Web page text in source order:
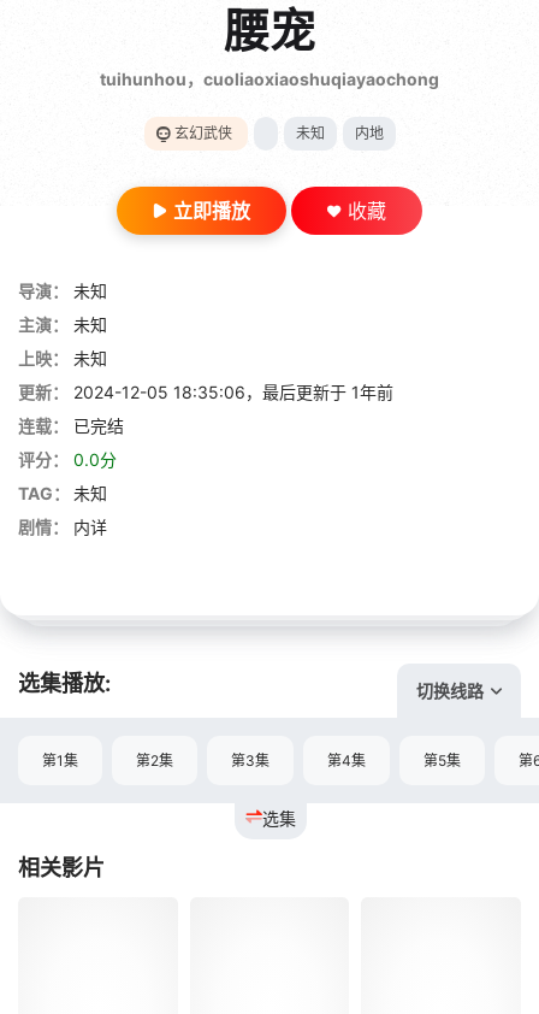
腰宠
tuihunhou，cuoliaoxiaoshuqiayaochong
玄幻武侠 未知 内地
立即播放 收藏
导演：
未知
主演：
未知
上映：
未知
更新：
2024-12-05 18:35:06，最后更新于 1年前
连载：
已完结
评分：
0.0分
TAG：
未知
剧情：
内详
选集播放: 切换线路
选集
第1集 第2集 第3集 第4集 第5集 第
相关影片